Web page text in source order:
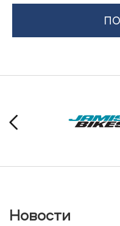
Новости